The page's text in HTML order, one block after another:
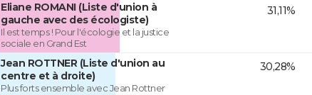
Eliane ROMANI (Liste d'union à
gauche avec des écologiste)
Il est temps ! Pour l'écologie et la justice
sociale en Grand Est
31,11%
Jean ROTTNER (Liste d'union au
centre et à droite)
Plus forts ensemble avec Jean Rottner
30,28%